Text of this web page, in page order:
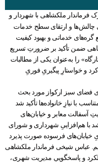
ملکشاهی با شهردار و
چالش‌ها و ارتقای سطح خدمات
خدماتی و بهبود کیفیت
ضمن تأکید بر ضرورتِ تسریع
را به‌عنوان یکی از مطالبات
و خواستارِ پیگیریِ فوریِ
فضای سبز ارکواز مورد بحث
با نیازِ خانواده‌ها تأکید شد
آسفالت معابر و خیابان‌های
با هم‌افزاییِ شهرداری و شورای
خیابان‌های فرسوده صورت پذیرد
عباس شیخی فرماندار ملکشاهی
و پاسخگوییِ مدیریت شهری،